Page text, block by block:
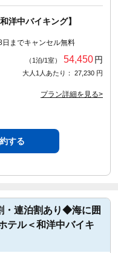
洋中バイキング】
日までキャンセル無料
（1泊/1室） 54,450円
大人1人あたり： 27,230 円
プラン詳細を見る>
する
・連泊割あり◆海に囲
テル＜和洋中バイキ